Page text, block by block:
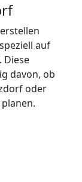
auf
Diese
davon, ob
oder